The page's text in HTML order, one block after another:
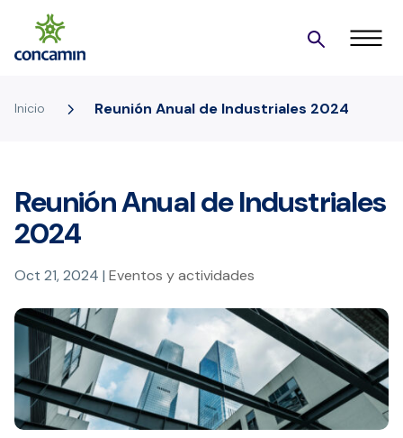
Inicio 5 Reunión Anual de Industriales 2024
Reunión Anual de Industriales
2024
Oct 21, 2024 | Eventos y actividades